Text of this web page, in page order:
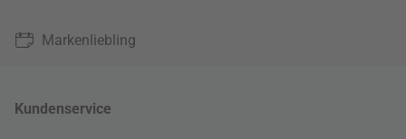
Markenliebling
Kundenservice